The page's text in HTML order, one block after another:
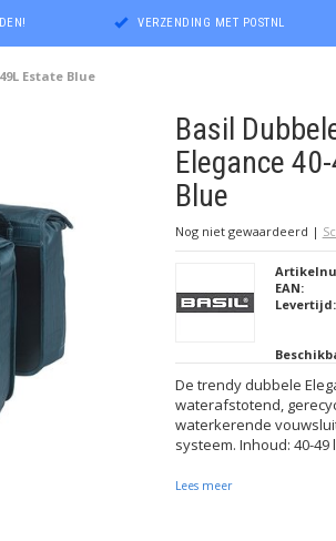
VERZENDING MET POSTNL
Estate Blue
Basil
Elegance
Blue
Nog niet gewaardeerd |
EAN:
Levertijd:
De trendy dubbele
waterafstotend,
waterkerende
systeem. Inhoud: 40-49
Lees meer